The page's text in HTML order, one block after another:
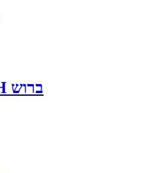
כיסוי לאופנוע BROSH ברוש